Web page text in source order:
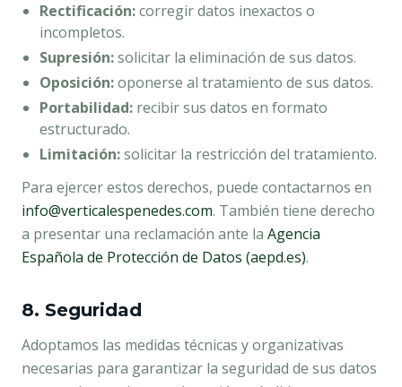
Rectificación:corregir datos inexactos o
incompletos.
Supresión:solicitar la eliminación de sus datos.
Oposición:oponerse al tratamiento de sus datos.
Portabilidad: recibir sus datos en formato
estructurado.
Limitación:solicitar la restricción del tratamiento.
Para ejercer estos derechos, puede contactarnos en
info@verticalespenedes.com. También tiene derecho
a presentar una reclamación ante la Agencia
Española de Protección de Datos (aepd.es).
8. Seguridad
Adoptamos las medidas técnicas y organizativas
necesarias para garantizar la seguridad de sus datos